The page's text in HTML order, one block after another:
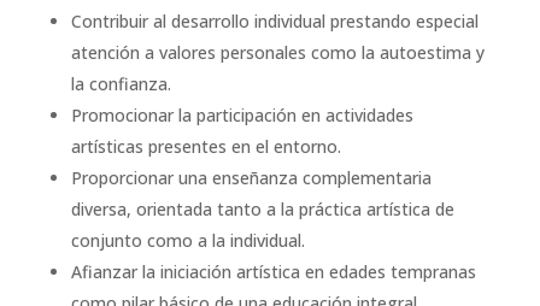
Contribuir al desarrollo individual prestando especial
atención a valores personales como la autoestima y
la confianza.
Promocionar la participación en actividades
artísticas presentes en el entorno.
Proporcionar una enseñanza complementaria
diversa, orientada tanto a la práctica artística de
conjunto como a la individual.
Afianzar la iniciación artística en edades tempranas